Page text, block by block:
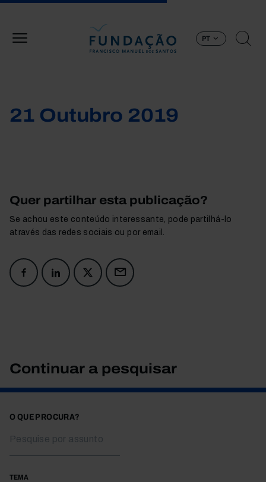
PT
21 Outubro 2019
Quer partilhar esta publicação?
Se achou este conteúdo interessante, pode partilhá-lo
através das redes sociais ou por email.
Continuar a pesquisar
O QUE PROCURA?
TEMA